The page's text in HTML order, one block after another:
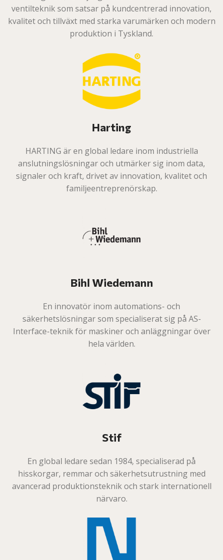
ventilteknik som satsar på kundcentrerad innovation,
kvalitet och tillväxt med starka varumärken och modern
produktion i Tyskland.
Harting
HARTING är en global ledare inom industriella
anslutningslösningar och utmärker sig inom data,
signaler och kraft, drivet av innovation, kvalitet och
familjeentreprenörskap.
Bihl Wiedemann
En innovatör inom automations- och
säkerhetslösningar som specialiserat sig på AS-
Interface-teknik för maskiner och anläggningar över
hela världen.
Stif
En global ledare sedan 1984, specialiserad på
hisskorgar, remmar och säkerhetsutrustning med
avancerad produktionsteknik och stark internationell
närvaro.